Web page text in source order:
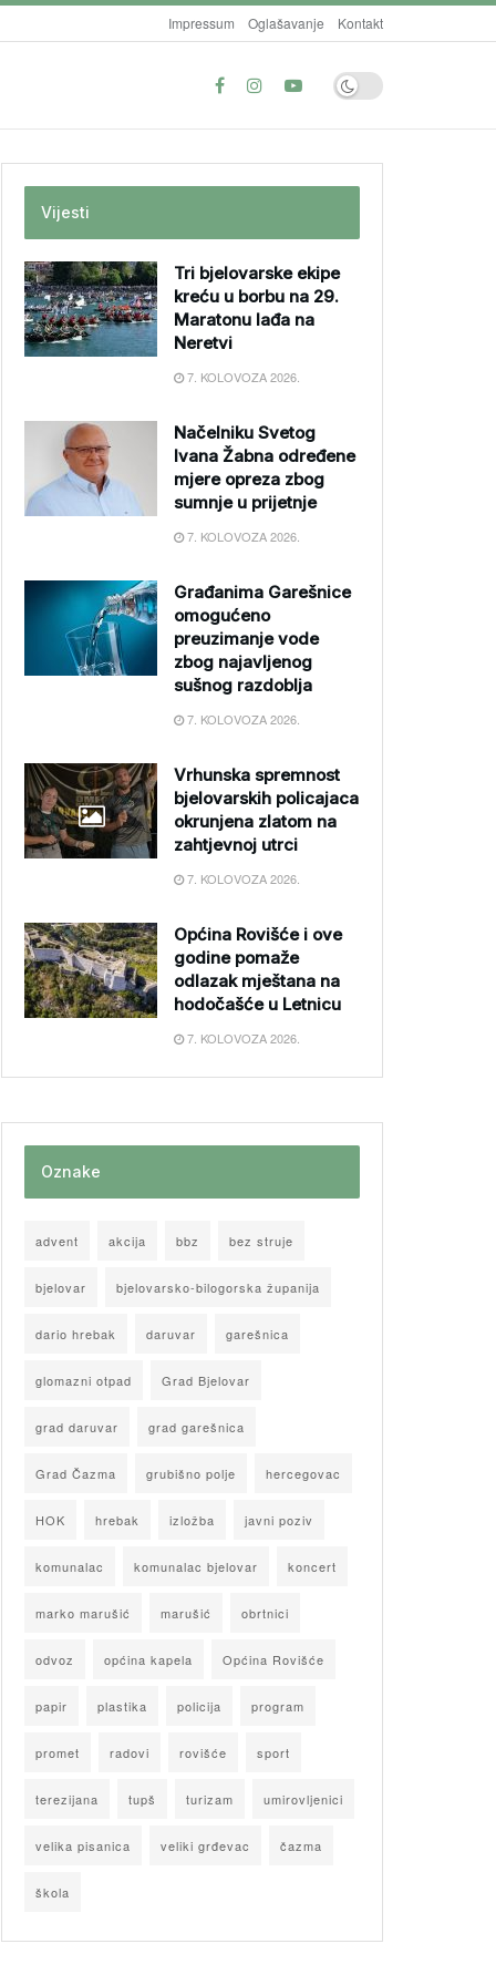
Impressum Oglašavanje Kontakt
Vijesti
Tri bjelovarske ekipe
kreću u borbu na 29.
Maratonu lađa na
Neretvi
7. KOLOVOZA 2026.
Načelniku Svetog
Ivana Žabna određene
mjere opreza zbog
sumnje u prijetnje
7. KOLOVOZA 2026.
Građanima Garešnice
omogućeno
preuzimanje vode
zbog najavljenog
sušnog razdoblja
7. KOLOVOZA 2026.
Vrhunska spremnost
bjelovarskih policajaca
okrunjena zlatom na
zahtjevnoj utrci
7. KOLOVOZA 2026.
Općina Rovišće i ove
godine pomaže
odlazak mještana na
hodočašće u Letnicu
7. KOLOVOZA 2026.
Oznake
advent akcija bbz bez struje
bjelovar bjelovarsko-bilogorska županija
dario hrebak daruvar garešnica
glomazni otpad Grad Bjelovar
grad daruvar grad garešnica
Grad Čazma grubišno polje hercegovac
HOK hrebak izložba javni poziv
komunalac komunalac bjelovar koncert
marko marušić marušić obrtnici
odvoz općina kapela Općina Rovišće
papir plastika policija program
promet radovi rovišće sport
terezijana tupš turizam umirovljenici
velika pisanica veliki grđevac čazma
škola